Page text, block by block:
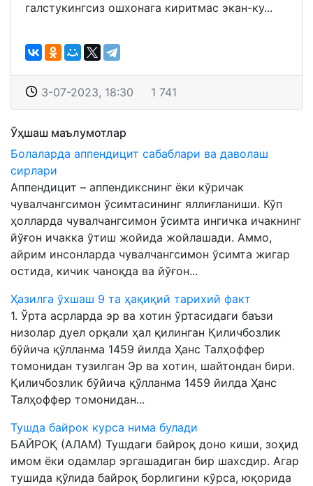
галстукингсиз ошхонага киритмас экан-ку...
3-07-2023, 18:30 1 741
Ўҳшаш маълумотлар
Болаларда аппендицит сабаблари ва даволаш
сирлари
Аппендицит – аппендикснинг ёки кўричак
чувалчангсимон ўсимтасининг яллиғланиши. Кўп
ҳолларда чувалчангсимон ўсимта ингичка ичакнинг
йўғон ичакка ўтиш жойида жойлашади. Аммо,
айрим инсонларда чувалчангсимон ўсимта жигар
остида, кичик чаноқда ва йўғон...
Ҳазилга ўхшаш 9 та ҳақиқий тарихий факт
1. Ўрта асрларда эр ва хотин ўртасидаги баъзи
низолар дуел орқали ҳал қилинган Қиличбозлик
бўйича қўлланма 1459 йилда Ҳанс Талҳоффер
томонидан тузилган Эр ва хотин, шайтондан бири.
Қиличбозлик бўйича қўлланма 1459 йилда Ҳанс
Талҳоффер томонидан...
Тушда байрок курса нима булади
БАЙРОҚ (АЛАМ) Тушдаги байроқ доно киши, зоҳид
имом ёки одамлар эргашадиган бир шахсдир. Агар
тушида қўлида байроқ борлигини кўрса, юқорида